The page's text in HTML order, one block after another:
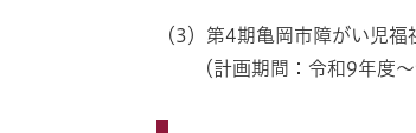
（3）第4期亀岡市障がい児
（計画期間：令和9年度～